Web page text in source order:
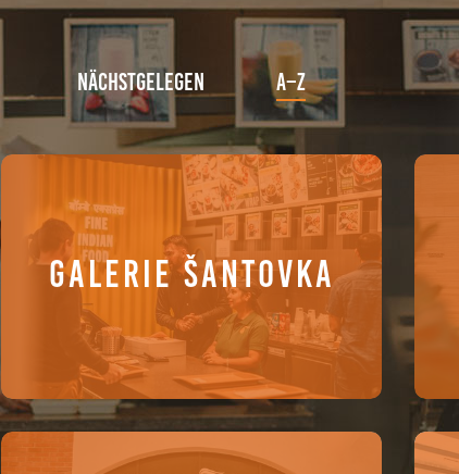
Nächstgelegen A–Z
GALERIE ŠANTOVKA